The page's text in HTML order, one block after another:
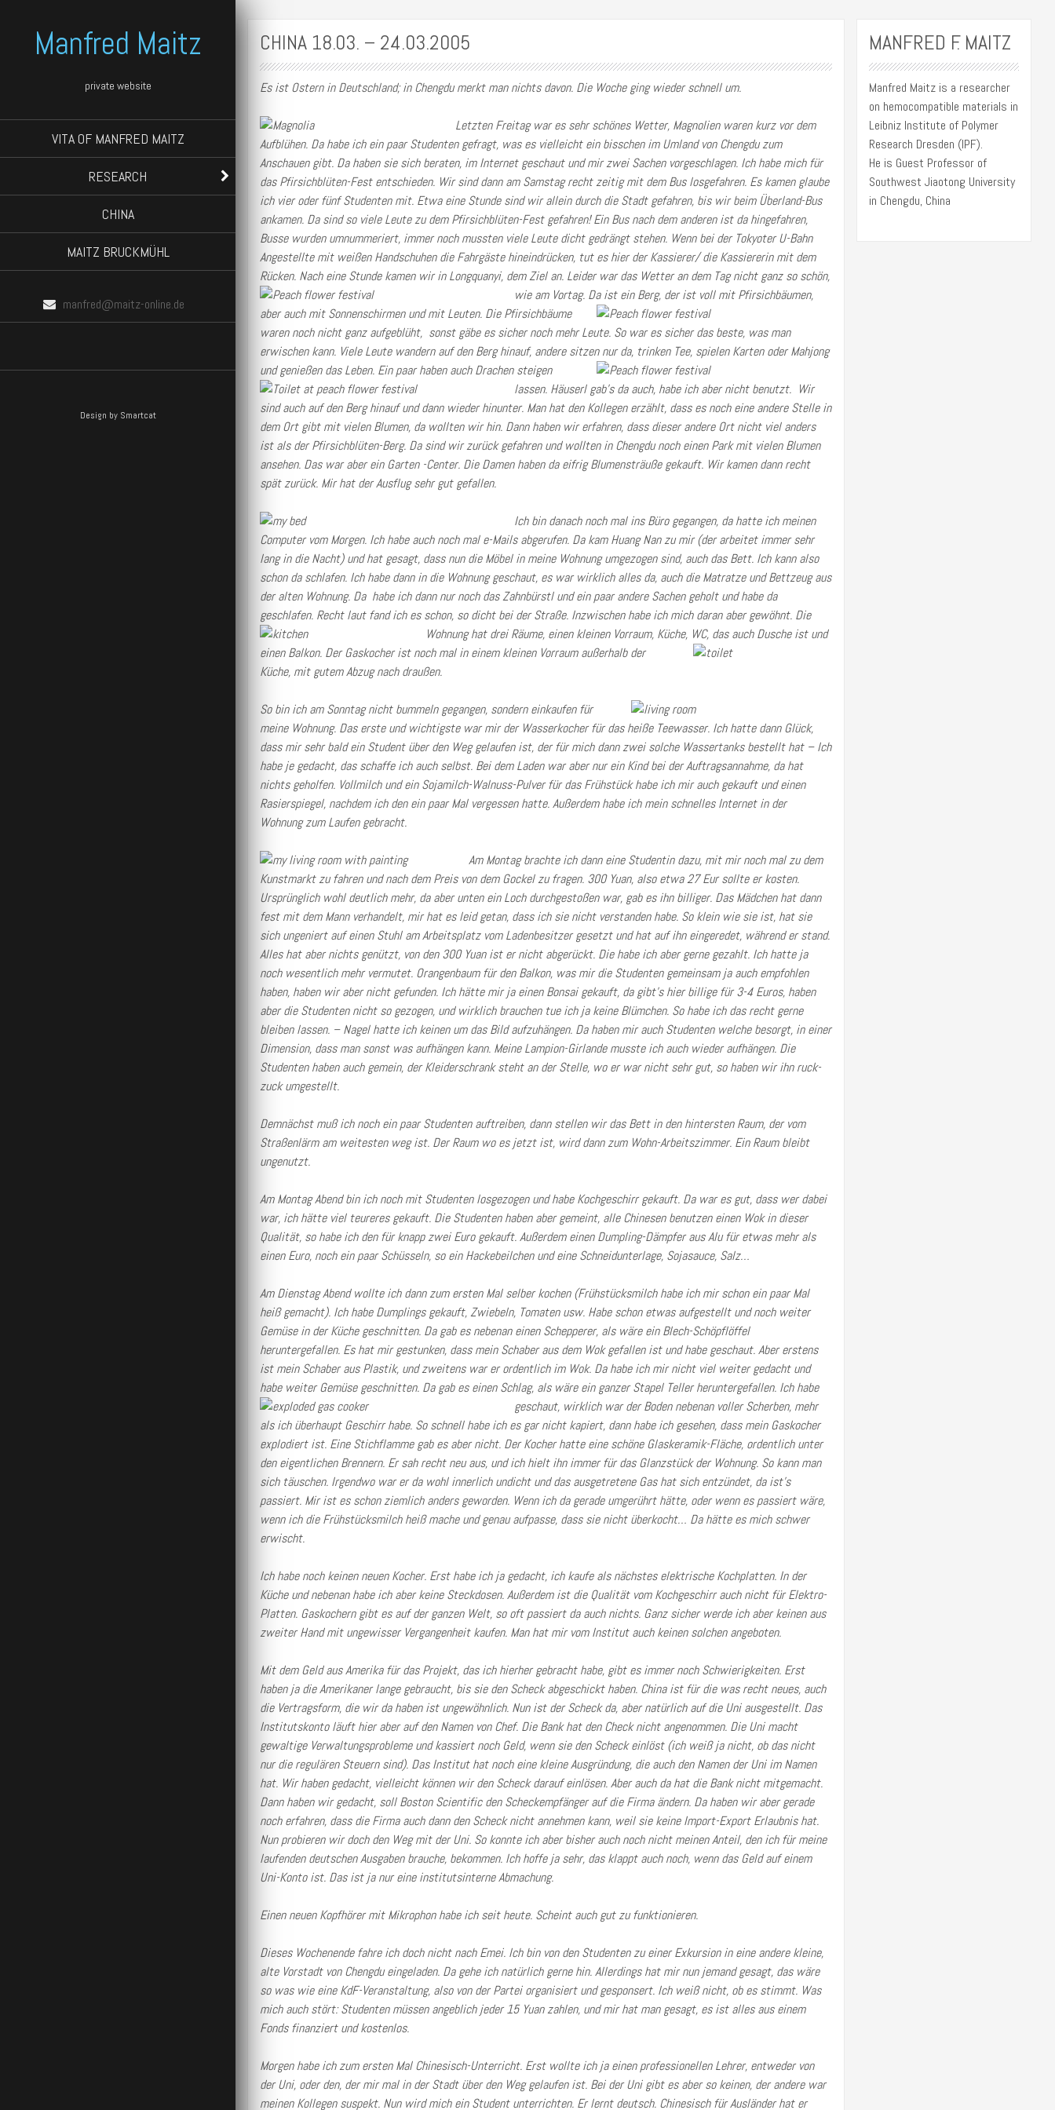
Manfred Maitz
private website
VITA OF MANFRED MAITZ
RESEARCH
CHINA
MAITZ BRUCKMÜHL
manfred@maitz-online.de
Design by Smartcat
CHINA 18.03. – 24.03.2005
Es ist Ostern in Deutschland; in Chengdu merkt man nichts davon. Die Woche ging wieder schnell um.
Letzten Freitag war es sehr schönes Wetter, Magnolien waren kurz vor dem
Aufblühen. Da habe ich ein paar Studenten gefragt, was es vielleicht ein bisschen im Umland von Chengdu zum
Anschauen gibt. Da haben sie sich beraten, im Internet geschaut und mir zwei Sachen vorgeschlagen. Ich habe mich für
das Pfirsichblüten-Fest entschieden. Wir sind dann am Samstag recht zeitig mit dem Bus losgefahren. Es kamen glaube
ich vier oder fünf Studenten mit. Etwa eine Stunde sind wir allein durch die Stadt gefahren, bis wir beim Überland-Bus
ankamen. Da sind so viele Leute zu dem Pfirsichblüten-Fest gefahren! Ein Bus nach dem anderen ist da hingefahren,
Busse wurden umnummeriert, immer noch mussten viele Leute dicht gedrängt stehen. Wenn bei der Tokyoter U-Bahn
Angestellte mit weißen Handschuhen die Fahrgäste hineindrücken, tut es hier der Kassierer/ die Kassiererin mit dem
Rücken. Nach eine Stunde kamen wir in Longquanyi, dem Ziel an. Leider war das Wetter an dem Tag nicht ganz so schön,
wie am Vortag. Da ist ein Berg, der ist voll mit Pfirsichbäumen,
aber auch mit Sonnenschirmen und mit Leuten. Die Pfirsichbäume
waren noch nicht ganz aufgeblüht, sonst gäbe es sicher noch mehr Leute. So war es sicher das beste, was man
erwischen kann. Viele Leute wandern auf den Berg hinauf, andere sitzen nur da, trinken Tee, spielen Karten oder Mahjong
und genießen das Leben. Ein paar haben auch Drachen steigen
lassen. Häuserl gab’s da auch, habe ich aber nicht benutzt. Wir
sind auch auf den Berg hinauf und dann wieder hinunter. Man hat den Kollegen erzählt, dass es noch eine andere Stelle in
dem Ort gibt mit vielen Blumen, da wollten wir hin. Dann haben wir erfahren, dass dieser andere Ort nicht viel anders
ist als der Pfirsichblüten-Berg. Da sind wir zurück gefahren und wollten in Chengdu noch einen Park mit vielen Blumen
ansehen. Das war aber ein Garten -Center. Die Damen haben da eifrig Blumensträuße gekauft. Wir kamen dann recht
spät zurück. Mir hat der Ausflug sehr gut gefallen.
Ich bin danach noch mal ins Büro gegangen, da hatte ich meinen
Computer vom Morgen. Ich habe auch noch mal e-Mails abgerufen. Da kam Huang Nan zu mir (der arbeitet immer sehr
lang in die Nacht) und hat gesagt, dass nun die Möbel in meine Wohnung umgezogen sind, auch das Bett. Ich kann also
schon da schlafen. Ich habe dann in die Wohnung geschaut, es war wirklich alles da, auch die Matratze und Bettzeug aus
der alten Wohnung. Da habe ich dann nur noch das Zahnbürstl und ein paar andere Sachen geholt und habe da
geschlafen. Recht laut fand ich es schon, so dicht bei der Straße. Inzwischen habe ich mich daran aber gewöhnt. Die
Wohnung hat drei Räume, einen kleinen Vorraum, Küche, WC, das auch Dusche ist und
einen Balkon. Der Gaskocher ist noch mal in einem kleinen Vorraum außerhalb der
Küche, mit gutem Abzug nach draußen.
So bin ich am Sonntag nicht bummeln gegangen, sondern einkaufen für
meine Wohnung. Das erste und wichtigste war mir der Wasserkocher für das heiße Teewasser. Ich hatte dann Glück,
dass mir sehr bald ein Student über den Weg gelaufen ist, der für mich dann zwei solche Wassertanks bestellt hat – Ich
habe je gedacht, das schaffe ich auch selbst. Bei dem Laden war aber nur ein Kind bei der Auftragsannahme, da hat
nichts geholfen. Vollmilch und ein Sojamilch-Walnuss-Pulver für das Frühstück habe ich mir auch gekauft und einen
Rasierspiegel, nachdem ich den ein paar Mal vergessen hatte. Außerdem habe ich mein schnelles Internet in der
Wohnung zum Laufen gebracht.
Am Montag brachte ich dann eine Studentin dazu, mit mir noch mal zu dem
Kunstmarkt zu fahren und nach dem Preis von dem Gockel zu fragen. 300 Yuan, also etwa 27 Eur sollte er kosten.
Ursprünglich wohl deutlich mehr, da aber unten ein Loch durchgestoßen war, gab es ihn billiger. Das Mädchen hat dann
fest mit dem Mann verhandelt, mir hat es leid getan, dass ich sie nicht verstanden habe. So klein wie sie ist, hat sie
sich ungeniert auf einen Stuhl am Arbeitsplatz vom Ladenbesitzer gesetzt und hat auf ihn eingeredet, während er stand.
Alles hat aber nichts genützt, von den 300 Yuan ist er nicht abgerückt. Die habe ich aber gerne gezahlt. Ich hatte ja
noch wesentlich mehr vermutet. Orangenbaum für den Balkon, was mir die Studenten gemeinsam ja auch empfohlen
haben, haben wir aber nicht gefunden. Ich hätte mir ja einen Bonsai gekauft, da gibt’s hier billige für 3-4 Euros, haben
aber die Studenten nicht so gezogen, und wirklich brauchen tue ich ja keine Blümchen. So habe ich das recht gerne
bleiben lassen. – Nagel hatte ich keinen um das Bild aufzuhängen. Da haben mir auch Studenten welche besorgt, in einer
Dimension, dass man sonst was aufhängen kann. Meine Lampion-Girlande musste ich auch wieder aufhängen. Die
Studenten haben auch gemein, der Kleiderschrank steht an der Stelle, wo er war nicht sehr gut, so haben wir ihn ruck-
zuck umgestellt.
Demnächst muß ich noch ein paar Studenten auftreiben, dann stellen wir das Bett in den hintersten Raum, der vom
Straßenlärm am weitesten weg ist. Der Raum wo es jetzt ist, wird dann zum Wohn-Arbeitszimmer. Ein Raum bleibt
ungenutzt.
Am Montag Abend bin ich noch mit Studenten losgezogen und habe Kochgeschirr gekauft. Da war es gut, dass wer dabei
war, ich hätte viel teureres gekauft. Die Studenten haben aber gemeint, alle Chinesen benutzen einen Wok in dieser
Qualität, so habe ich den für knapp zwei Euro gekauft. Außerdem einen Dumpling-Dämpfer aus Alu für etwas mehr als
einen Euro, noch ein paar Schüsseln, so ein Hackebeilchen und eine Schneidunterlage, Sojasauce, Salz…
Am Dienstag Abend wollte ich dann zum ersten Mal selber kochen (Frühstücksmilch habe ich mir schon ein paar Mal
heiß gemacht). Ich habe Dumplings gekauft, Zwiebeln, Tomaten usw. Habe schon etwas aufgestellt und noch weiter
Gemüse in der Küche geschnitten. Da gab es nebenan einen Schepperer, als wäre ein Blech-Schöpflöffel
heruntergefallen. Es hat mir gestunken, dass mein Schaber aus dem Wok gefallen ist und habe geschaut. Aber erstens
ist mein Schaber aus Plastik, und zweitens war er ordentlich im Wok. Da habe ich mir nicht viel weiter gedacht und
habe weiter Gemüse geschnitten. Da gab es einen Schlag, als wäre ein ganzer Stapel Teller heruntergefallen. Ich habe
geschaut, wirklich war der Boden nebenan voller Scherben, mehr
als ich überhaupt Geschirr habe. So schnell habe ich es gar nicht kapiert, dann habe ich gesehen, dass mein Gaskocher
explodiert ist. Eine Stichflamme gab es aber nicht. Der Kocher hatte eine schöne Glaskeramik-Fläche, ordentlich unter
den eigentlichen Brennern. Er sah recht neu aus, und ich hielt ihn immer für das Glanzstück der Wohnung. So kann man
sich täuschen. Irgendwo war er da wohl innerlich undicht und das ausgetretene Gas hat sich entzündet, da ist’s
passiert. Mir ist es schon ziemlich anders geworden. Wenn ich da gerade umgerührt hätte, oder wenn es passiert wäre,
wenn ich die Frühstücksmilch heiß mache und genau aufpasse, dass sie nicht überkocht… Da hätte es mich schwer
erwischt.
Ich habe noch keinen neuen Kocher. Erst habe ich ja gedacht, ich kaufe als nächstes elektrische Kochplatten. In der
Küche und nebenan habe ich aber keine Steckdosen. Außerdem ist die Qualität vom Kochgeschirr auch nicht für Elektro-
Platten. Gaskochern gibt es auf der ganzen Welt, so oft passiert da auch nichts. Ganz sicher werde ich aber keinen aus
zweiter Hand mit ungewisser Vergangenheit kaufen. Man hat mir vom Institut auch keinen solchen angeboten.
Mit dem Geld aus Amerika für das Projekt, das ich hierher gebracht habe, gibt es immer noch Schwierigkeiten. Erst
haben ja die Amerikaner lange gebraucht, bis sie den Scheck abgeschickt haben. China ist für die was recht neues, auch
die Vertragsform, die wir da haben ist ungewöhnlich. Nun ist der Scheck da, aber natürlich auf die Uni ausgestellt. Das
Institutskonto läuft hier aber auf den Namen von Chef. Die Bank hat den Check nicht angenommen. Die Uni macht
gewaltige Verwaltungsprobleme und kassiert noch Geld, wenn sie den Scheck einlöst (ich weiß ja nicht, ob das nicht
nur die regulären Steuern sind). Das Institut hat noch eine kleine Ausgründung, die auch den Namen der Uni im Namen
hat. Wir haben gedacht, vielleicht können wir den Scheck darauf einlösen. Aber auch da hat die Bank nicht mitgemacht.
Dann haben wir gedacht, soll Boston Scientific den Scheckempfänger auf die Firma ändern. Da haben wir aber gerade
noch erfahren, dass die Firma auch dann den Scheck nicht annehmen kann, weil sie keine Import-Export Erlaubnis hat.
Nun probieren wir doch den Weg mit der Uni. So konnte ich aber bisher auch noch nicht meinen Anteil, den ich für meine
laufenden deutschen Ausgaben brauche, bekommen. Ich hoffe ja sehr, das klappt auch noch, wenn das Geld auf einem
Uni-Konto ist. Das ist ja nur eine institutsinterne Abmachung.
Einen neuen Kopfhörer mit Mikrophon habe ich seit heute. Scheint auch gut zu funktionieren.
Dieses Wochenende fahre ich doch nicht nach Emei. Ich bin von den Studenten zu einer Exkursion in eine andere kleine,
alte Vorstadt von Chengdu eingeladen. Da gehe ich natürlich gerne hin. Allerdings hat mir nun jemand gesagt, das wäre
so was wie eine KdF-Veranstaltung, also von der Partei organisiert und gesponsert. Ich weiß nicht, ob es stimmt. Was
mich auch stört: Studenten müssen angeblich jeder 15 Yuan zahlen, und mir hat man gesagt, es ist alles aus einem
Fonds finanziert und kostenlos.
Morgen habe ich zum ersten Mal Chinesisch-Unterricht. Erst wollte ich ja einen professionellen Lehrer, entweder von
der Uni, oder den, der mir mal in der Stadt über den Weg gelaufen ist. Bei der Uni gibt es aber so keinen, der andere war
meinen Kollegen suspekt. Nun wird mich ein Student unterrichten. Er lernt deutsch. Chinesisch für Ausländer hat er
MANFRED F. MAITZ
Manfred Maitz is a researcher
on hemocompatible materials in
Leibniz Institute of Polymer
Research Dresden (IPF).
He is Guest Professor of
Southwest Jiaotong University
in Chengdu, China